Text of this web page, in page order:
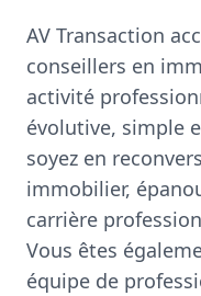
AV Transaction
conseillers en
activité
évolutive, simple
soyez en
immobilier,
carrière
Vous êtes
équipe de